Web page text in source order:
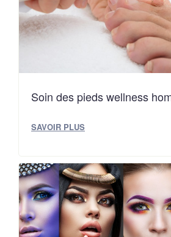
Soin des pieds wellness
SAVOIR PLUS